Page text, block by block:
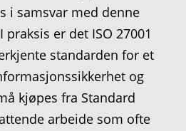
i samsvar med denne
er det ISO 27001
standarden for et
og
kjøpes fra Standard
arbeide som ofte